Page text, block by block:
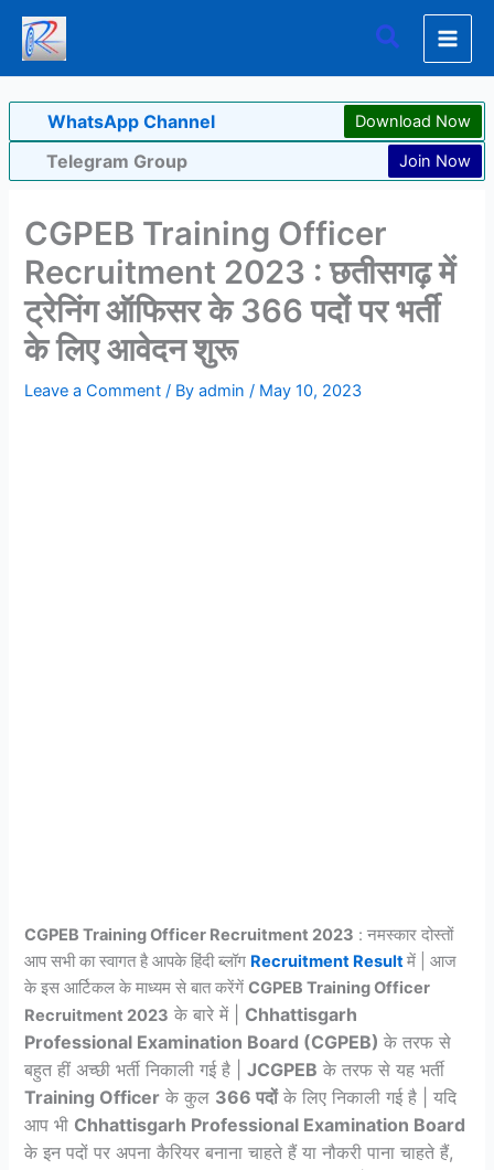
Skip
content
Search
WhatsApp Channel Download Now
Telegram Group Join Now
CGPEB Training Officer
Recruitment 2023 : छतीसगढ़ में
ट्रेनिंग ऑफिसर के 366 पदों पर भर्ती
के लिए आवेदन शुरू
Leave a Comment / Byadmin/ May 10, 2023
CGPEB Training Officer Recruitment 2023 : नमस्कार दोस्तों
आप सभी का स्वागत है आपके हिंदी ब्लॉग Recruitment Resultमें | आज
के इस आर्टिकल के माध्यम से बात करेंगेंCGPEB Training Officer
Recruitment 2023 के बारे में | Chhattisgarh
Professional Examination Board (CGPEB) के तरफ से
बहुत हीं अच्छी भर्ती निकाली गई है |JCGPEB के तरफ से यह भर्ती
Training Officer के कुल 366 पदोंके लिए निकाली गई है | यदि
आप भी Chhattisgarh Professional Examination Board
के इन पदों पर अपना कैरियर बनाना चाहते हैं या नौकरी पाना चाहते हैं,